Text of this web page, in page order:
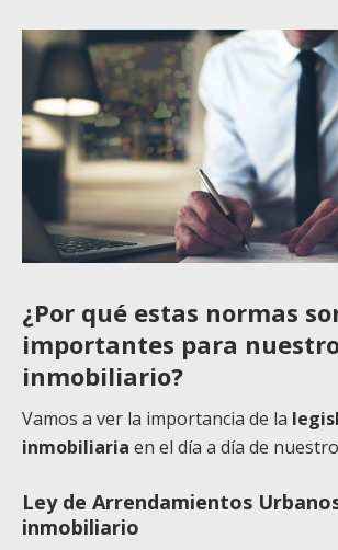
¿Por qué estas normas
importantes para
inmobiliario?
Vamos a ver la importancia de la
inmobiliaria en el día a día de
Ley de Arrendamientos
inmobiliario